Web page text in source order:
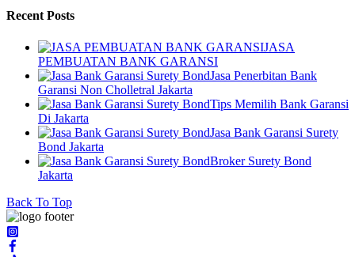
Recent Posts
JASA
PEMBUATAN BANK GARANSI
Jasa Penerbitan Bank
Garansi Non Cholletral Jakarta
Tips Memilih Bank Garansi
Di Jakarta
Jasa Bank Garansi Surety
Bond Jakarta
Broker Surety Bond
Jakarta
Back To Top